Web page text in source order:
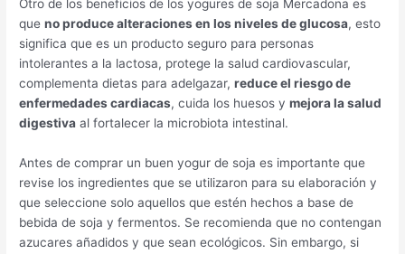
Otro de los beneficios de los yogures de soja Mercadona es
queno produce alteraciones en los niveles de glucosa, esto
significa que es un producto seguro para personas
intolerantes a la lactosa, protege la salud cardiovascular,
complementa dietas para adelgazar,reduce el riesgo de
enfermedades cardiacas, cuida los huesos ymejora la salud
digestiva al fortalecer la microbiota intestinal.
Antes de comprar un buen yogur de soja es importante que
revise los ingredientes que se utilizaron para su elaboración y
que seleccione solo aquellos que estén hechos a base de
bebida de soja y fermentos. Se recomienda que no contengan
azucares añadidos y que sean ecológicos. Sin embargo, si